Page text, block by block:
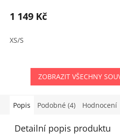
1 149 Kč
XS/S
ZOBRAZIT VŠECHNY
Popis Podobné (4) Hodnocení
Detailní popis produktu